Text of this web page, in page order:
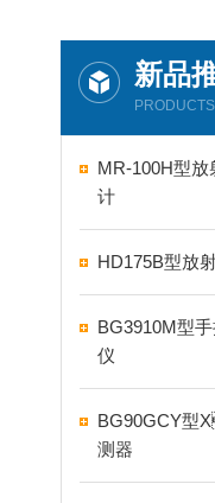
新品
PRODUCTS
MR-100H型
计
HD175B型放
BG3910M型
仪
BG90GCY型
测器